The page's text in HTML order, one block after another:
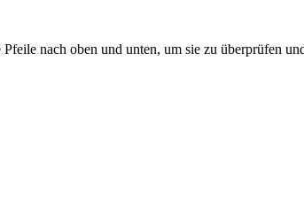
nach oben und unten, um sie zu überprüfen